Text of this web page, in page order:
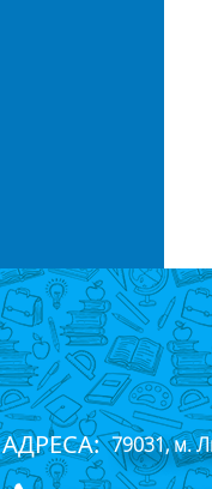
АДРЕСА: 79031, м.